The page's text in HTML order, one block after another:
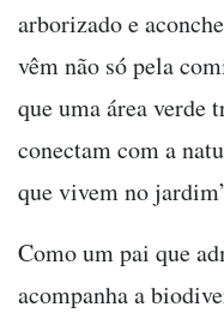
arborizado e
vêm não só pela
que uma área verde
conectam com a
que vivem no
Como um pai que
acompanha a